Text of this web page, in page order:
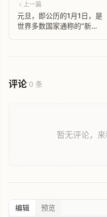
上一篇
元旦，即公历的1月1日，是
世界多数国家通称的“新
评论 0 条
暂无评论，来
编辑 预览